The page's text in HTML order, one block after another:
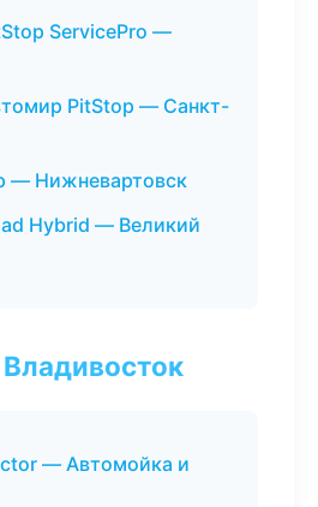
ServicePro —
PitStop — Санкт-
— Нижневартовск
Hybrid — Великий
— Автомойка и